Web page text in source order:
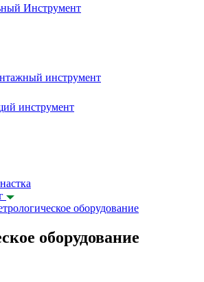
Инструмент
инструмент
инструмент
оборудование
оборудование